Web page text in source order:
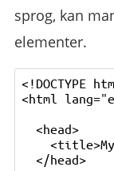
sprog, kan
elementer.
<!DOCTYPE
<html
  <head>
    <title>My first Website</title>
  </head>